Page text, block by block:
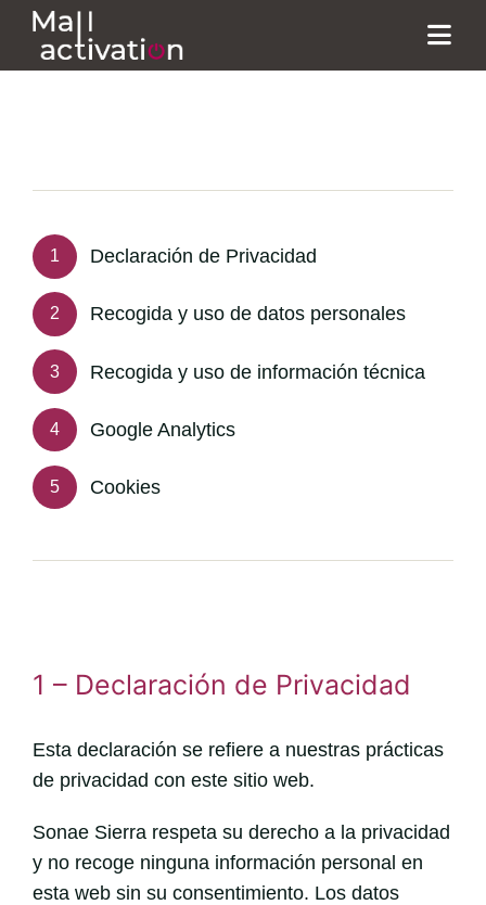
Skip
content
1
Declaración de Privacidad
2 Recogida y uso de datos personales
3 Recogida y uso de información técnica
4 Google Analytics
5 Cookies
1 – Declaración de Privacidad
Esta declaración se refiere a nuestras prácticas
de privacidad con este sitio web.
Sonae Sierra respeta su derecho a la privacidad
y no recoge ninguna información personal en
esta web sin su consentimiento. Los datos